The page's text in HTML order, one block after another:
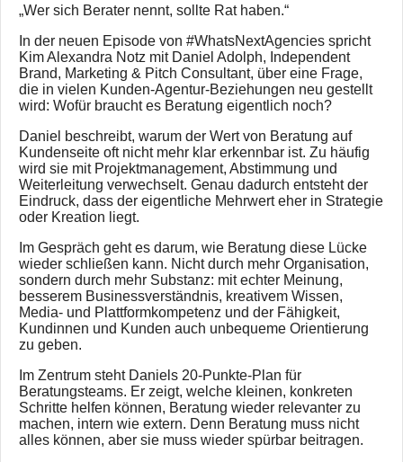
„Wer sich Berater nennt, sollte Rat haben.“
In der neuen Episode von #WhatsNextAgencies spricht
Kim Alexandra Notz mit Daniel Adolph, Independent
Brand, Marketing & Pitch Consultant, über eine Frage,
die in vielen Kunden-Agentur-Beziehungen neu gestellt
wird: Wofür braucht es Beratung eigentlich noch?
Daniel beschreibt, warum der Wert von Beratung auf
Kundenseite oft nicht mehr klar erkennbar ist. Zu häufig
wird sie mit Projektmanagement, Abstimmung und
Weiterleitung verwechselt. Genau dadurch entsteht der
Eindruck, dass der eigentliche Mehrwert eher in Strategie
oder Kreation liegt.
Im Gespräch geht es darum, wie Beratung diese Lücke
wieder schließen kann. Nicht durch mehr Organisation,
sondern durch mehr Substanz: mit echter Meinung,
besserem Businessverständnis, kreativem Wissen,
Media- und Plattformkompetenz und der Fähigkeit,
Kundinnen und Kunden auch unbequeme Orientierung
zu geben.
Im Zentrum steht Daniels 20-Punkte-Plan für
Beratungsteams. Er zeigt, welche kleinen, konkreten
Schritte helfen können, Beratung wieder relevanter zu
machen, intern wie extern. Denn Beratung muss nicht
alles können, aber sie muss wieder spürbar beitragen.